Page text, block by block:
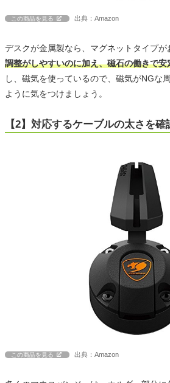
この商品を見る 出典：Amazon
デスクが金属製なら、マグネットタイプが
調整がしやすいのに加え、磁石の働きで安
し、磁気を使っているので、磁気がNGな
ように気をつけましょう。
【2】対応するケーブルの太さを確
この商品を見る 出典：Amazon